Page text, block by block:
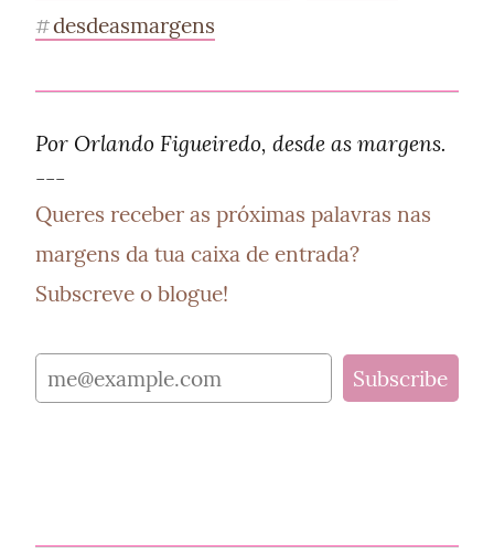
#desdeasmargens
Por Orlando Figueiredo, desde as margens.
---
Queres receber as próximas palavras nas
margens da tua caixa de entrada?
Subscreve o blogue!